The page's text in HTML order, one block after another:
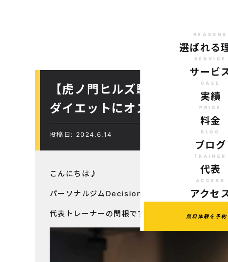
REASONS
選ばれる
SERVICE
サービ
CASE
実績
PRICE
料金
BLOG
ブログ
TRAINER
代表
ACCESS
アクセ
無料体験を予約
【虎ノ門ヒルズ駅から徒歩７
ダイエットにオススメのパーソ
投稿日: 2024.6.14
こんにちは♪
パーソナルジムDecision
代表トレーナーの関根です！